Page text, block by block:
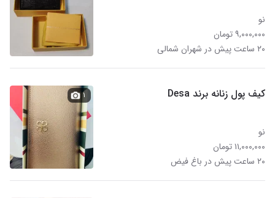
نو
۹,۰۰۰,۰۰۰ تومان
۲۰ ساعت پیش در شهران شمالی
کیف پول زنانه برند Desa
نو
۱۱,۰۰۰,۰۰۰ تومان
۲۰ ساعت پیش در باغ فیض
۱